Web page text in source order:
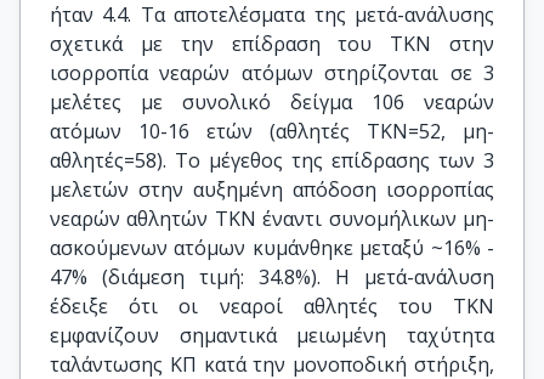
ήταν 4.4. Τα αποτελέσματα της μετά-ανάλυσης
σχετικά με την επίδραση του ΤΚΝ στην
ισορροπία νεαρών ατόμων στηρίζονται σε 3
μελέτες με συνολικό δείγμα 106 νεαρών
ατόμων 10-16 ετών (αθλητές ΤΚΝ=52, μη-
αθλητές=58). Το μέγεθος της επίδρασης των 3
μελετών στην αυξημένη απόδοση ισορροπίας
νεαρών αθλητών ΤΚΝ έναντι συνομήλικων μη-
ασκούμενων ατόμων κυμάνθηκε μεταξύ ~16% -
47% (διάμεση τιμή: 34.8%). Η μετά-ανάλυση
έδειξε ότι οι νεαροί αθλητές του ΤΚΝ
εμφανίζουν σημαντικά μειωμένη ταχύτητα
ταλάντωσης ΚΠ κατά την μονοποδική στήριξη,